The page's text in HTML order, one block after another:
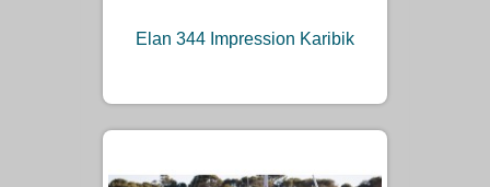
Elan 344 Impression Karibik